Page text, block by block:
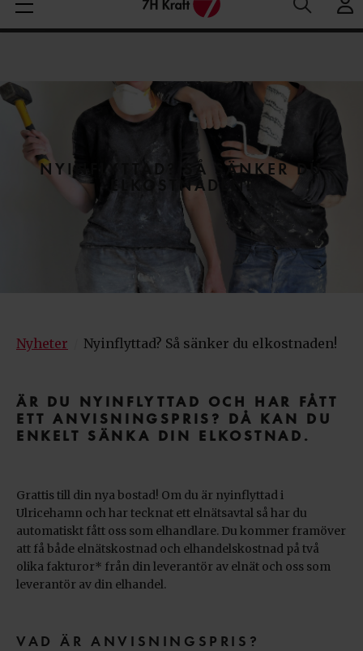
Aktuella elpriser
Medelspotpris (1/08-7/08 (SE3):
Spotpris just nu:
6
NYINFLYTTAD? SÅ SÄNKER DU
ELKOSTNADEN!
Nyheter Nyinflyttad? Så sänker du elkostnaden!
ÄR DU NYINFLYTTAD OCH HAR FÅTT
ETT ANVISNINGSPRIS? DÅ KAN DU
ENKELT SÄNKA DIN ELKOSTNAD.
Grattis till din nya bostad! Om du är nyinflyttad i
Ulricehamn och har tecknat ett elnätsavtal så har du
automatiskt fått oss som elhandlare. Du kommer framöver
att få både elnätskostnad och elhandelskostnad på två
olika fakturor* från din leverantör av elnät och oss som
leverantör av din elhandel.
VAD ÄR ANVISNINGSPRIS?